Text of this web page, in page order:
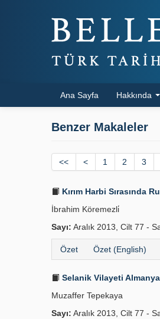
Ana Sayfa Hakkında
Benzer Makaleler
<< < 1 2 3
Kırım Harbi Sırasında
İbrahim Köremezli̇
Sayı: Aralık 2013, Cilt 77 -
Özet Özet (English)
Selanik Vilayeti
Muzaffer Tepekaya
Sayı: Aralık 2013, Cilt 77 -